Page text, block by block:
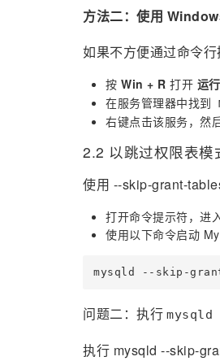
方法二：使用
如果不方便通过命令
按 Win + R 打开 运行
在服务管理器中找到
右键点击该服务，然
2.2 以跳过权限表模
使用 --skip-grant-
打开命令提示符，进
使用以下命令启动
问题二：执行
执行 mysqld --skip-